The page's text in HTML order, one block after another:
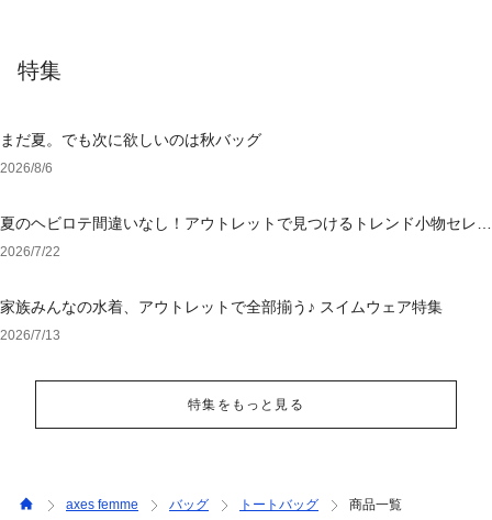
特集
まだ夏。でも次に欲しいのは秋バッグ
2026/8/6
夏のヘビロテ間違いなし！アウトレットで見つけるトレンド小物セレク
ション
2026/7/22
家族みんなの水着、アウトレットで全部揃う♪ スイムウェア特集
2026/7/13
特集をもっと見る
axes femme バッグ トートバッグ 商品一覧